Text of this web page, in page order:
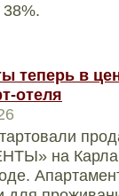
теперь в
отеля
на Карла